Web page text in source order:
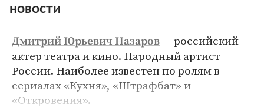
новости
Дмитрий Юрьевич Назаров — российский
актер театра и кино. Народный артист
России. Наиболее известен по ролям в
сериалах «Кухня», «Штрафбат» и
«Откровения».